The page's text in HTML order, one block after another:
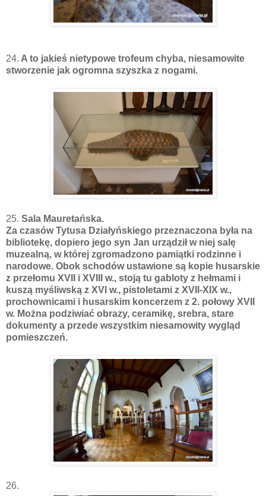
24. A to jakieś nietypowe trofeum chyba, niesamowite
stworzenie jak ogromna szyszka z nogami.
25. Sala Mauretańska.
Za czasów Tytusa Działyńskiego przeznaczona była na
bibliotekę, dopiero jego syn Jan urządził w niej salę
muzealną, w której zgromadzono pamiątki rodzinne i
narodowe. Obok schodów ustawione są kopie husarskie
z przełomu XVII i XVIII w., stoją tu gabloty z hełmami i
kuszą myśliwską z XVI w., pistoletami z XVII-XIX w.,
prochownicami i husarskim koncerzem z 2. połowy XVII
w. Można podziwiać obrazy, ceramikę, srebra, stare
dokumenty a przede wszystkim niesamowity wygląd
pomieszczeń.
26.